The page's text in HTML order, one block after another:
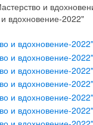
и
вдохновение-2022"